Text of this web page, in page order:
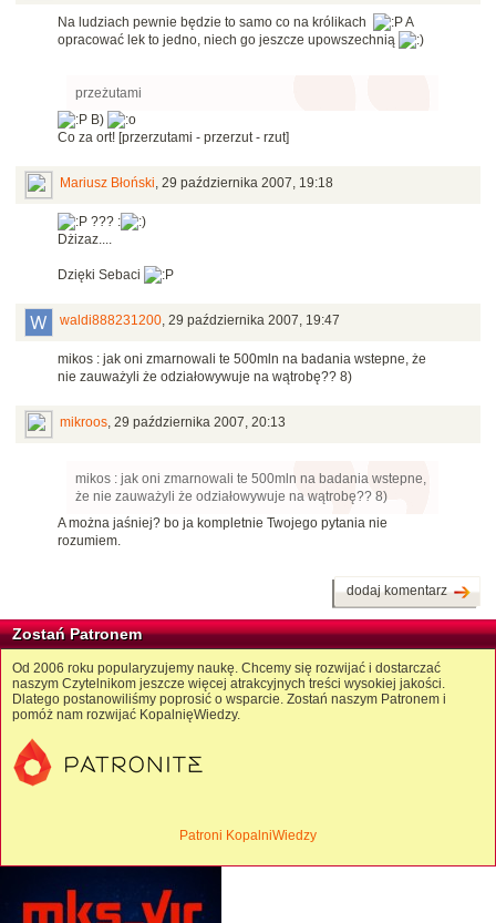
Na ludziach pewnie będzie to samo co na królikach
A
opracować lek to jedno, niech go jeszcze upowszechnią
przeżutami
B)
Co za ort! [przerzutami - przerzut - rzut]
Mariusz Błoński, 29 października 2007, 19:18
??? :
Dżizaz....
Dzięki Sebaci
waldi888231200, 29 października 2007, 19:47
mikos : jak oni zmarnowali te 500mln na badania wstepne, że
nie zauważyli że odziałowywuje na wątrobę?? 8)
mikroos, 29 października 2007, 20:13
mikos : jak oni zmarnowali te 500mln na badania wstepne,
że nie zauważyli że odziałowywuje na wątrobę?? 8)
A można jaśniej? bo ja kompletnie Twojego pytania nie
rozumiem.
dodaj komentarz
Zostań Patronem
Od 2006 roku popularyzujemy naukę. Chcemy się rozwijać i dostarczać
naszym Czytelnikom jeszcze więcej atrakcyjnych treści wysokiej jakości.
Dlatego postanowiliśmy poprosić o wsparcie. Zostań naszym Patronem i
pomóż nam rozwijać KopalnięWiedzy.
Patroni KopalniWiedzy